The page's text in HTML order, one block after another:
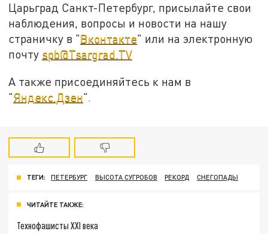
Царьград Санкт-Петербург, присылайте свои
наблюдения, вопросы и новости на нашу
страничку в "Вконтакте" или на электронную
почту spb@Tsargrad.TV
А также присоединяйтесь к нам в
"Яндекс.Дзен".
ТЕГИ: ПЕТЕРБУРГ ВЫСОТА СУГРОБОВ РЕКОРД СНЕГОПАДЫ
ЧИТАЙТЕ ТАКЖЕ:
Технофашисты XXI века